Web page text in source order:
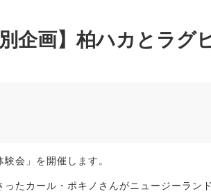
別企画】柏ハカとラグ
験会」を開催します。
ったカール・ポキノさんがニュージーラン